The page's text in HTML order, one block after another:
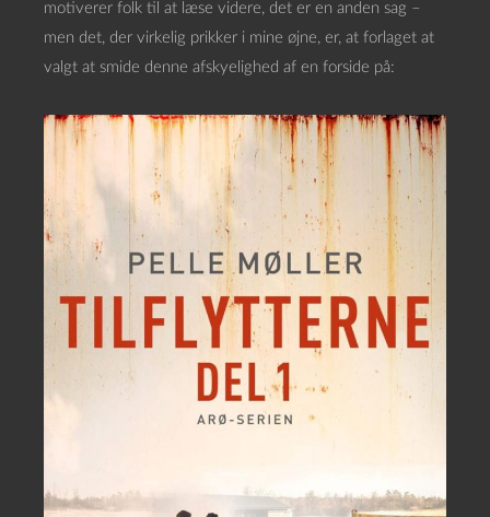
motiverer folk til at læse videre, det er en anden sag –
men det, der virkelig prikker i mine øjne, er, at forlaget at
valgt at smide denne afskyelighed af en forside på: